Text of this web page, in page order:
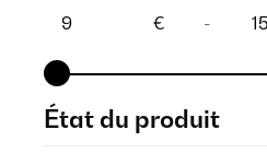
€ -
État du produit